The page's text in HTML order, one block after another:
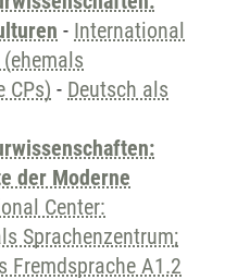
- International
CPs) - Deutsch als
der Moderne
Center:
Sprachenzentrum;
Fremdsprache A1.2